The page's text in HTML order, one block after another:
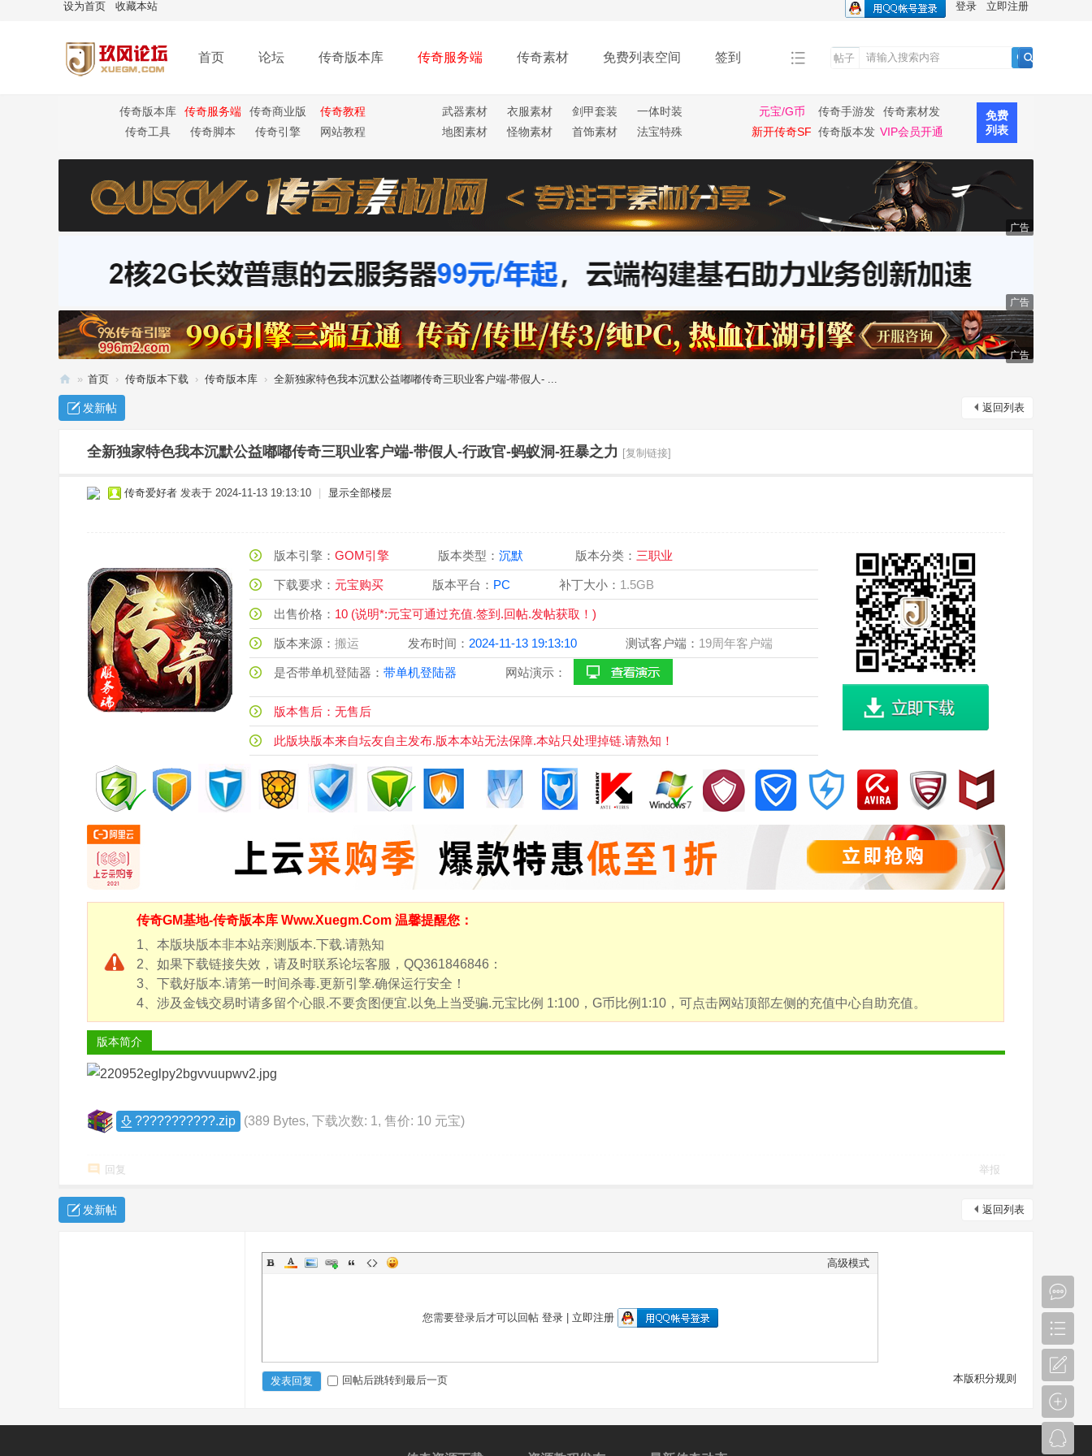
设为首页 收藏本站 登录 立即注册
首页 论坛 传奇版本库 传奇服务端 传奇素材 免费列表空间 签到 帖子
传奇版本库 传奇服务端
传奇商业版
本
传奇教程
传奇工具
传奇脚本 传奇引擎 网站教程
武器素材 衣服素材 剑甲套装
一体时装
地图素材
怪物素材 首饰素材 法宝特殊
元宝/G币
传奇手游发
布
传奇素材发
布
新开传奇SF 传奇版本发 VIP会员开通
免费
列表
广告
广告
广告
传
» 首页 › 传奇版本下载 › 传奇版本库 › 全新独家特色我本沉默公益嘟嘟传奇三职业客户端-带假人- ...
返回列表
发新帖
全新独家特色我本沉默公益嘟嘟传奇三职业客户端-带假人-行政官-蚂蚁洞-狂暴之力 [复制链接]
传奇爱好者 发表于 2024-11-13 19:13:10 显示全部楼层
版本引擎： GOM引擎 版本类型： 沉默 版本分类： 三职业
下载要求： 元宝购买 版本平台： PC 补丁大小： 1.5GB
出售价格： 10 (说明*:元宝可通过充值.签到.回帖.发帖获取！)
版本来源： 搬运 发布时间： 2024-11-13 19:13:10 测试客户端： 19周年客户端
是否带单机登陆器： 带单机登陆器 网站演示：
版本售后：无售后
此版块版本来自坛友自主发布.版本本站无法保障.本站只处理掉链.请熟知！
传奇GM基地-传奇版本库 Www.Xuegm.Com 温馨提醒您：
1、本版块版本非本站亲测版本.下载.请熟知
2、如果下载链接失效，请及时联系论坛客服，QQ361846846：
3、下载好版本.请第一时间杀毒.更新引擎.确保运行安全！
4、涉及金钱交易时请多留个心眼.不要贪图便宜.以免上当受骗.元宝比例 1:100，G币比例1:10，可点击网站顶部左侧的充值中心自助充值。
版本简介
???????????.zip (389 Bytes, 下载次数: 1, 售价: 10 元宝)
回复 举报
返回列表
发新帖
高级模式
您需要登录后才可以回帖 登录| 立即注册
本版积分规则
发表回复 回帖后跳转到最后一页